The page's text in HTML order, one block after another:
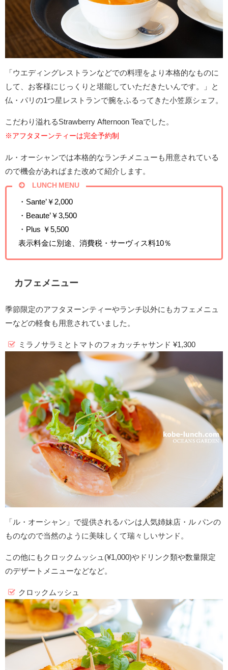
「ウエディングレストランなどでの料理をより本格的なものに
して、お客様にじっくりと堪能していただきたいんです。」と
仏・パリの1つ星レストランで腕をふるってきた小笠原シェフ。
こだわり溢れるStrawberry Afternoon Teaでした。
※アフタヌーンティーは完全予約制
ル・オーシャンでは本格的なランチメニューも用意されている
ので機会があればまた改めて紹介します。
LUNCH MENU
・Sante’￥2,000
・Beaute’￥3,500
・Plus ￥5,500
表示料金に別途、消費税・サーヴィス料10％
カフェメニュー
季節限定のアフタヌーンティーやランチ以外にもカフェメニュ
ーなどの軽食も用意されていました。
ミラノサラミとトマトのフォカッチャサンド ¥1,300
「ル・オーシャン」で提供されるパンは人気姉妹店・ル パンの
ものなので当然のように美味しくて瑞々しいサンド。
この他にもクロックムッシュ(¥1,000)やドリンク類や数量限定
のデザートメニューなどなど。
クロックムッシュ